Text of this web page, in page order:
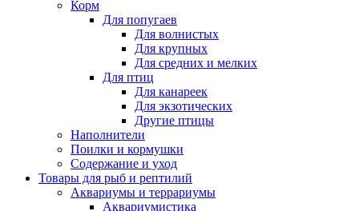
Корм
Для попугаев
Для волнистых
Для крупных
Для средних и мелких
Для птиц
Для канареек
Для экзотических
Другие птицы
Наполнители
Поилки и кормушки
Содержание и уход
Товары для рыб и рептилий
Аквариумы и террариумы
Аквариумистика